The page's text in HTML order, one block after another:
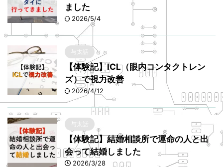
ました
2026/5/4
与太話
【体験記】ICL（眼内コンタクトレン
ズ）で視力改善
2026/4/12
与太話
【体験記】結婚相談所で運命の人と出
会って結婚しました
2026/3/28